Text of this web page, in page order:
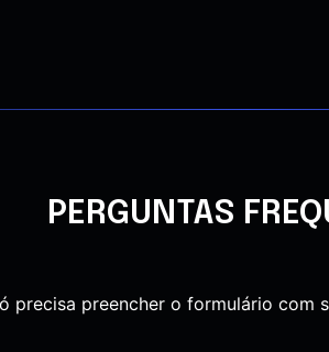
PERGUNTAS
precisa preencher o formulário